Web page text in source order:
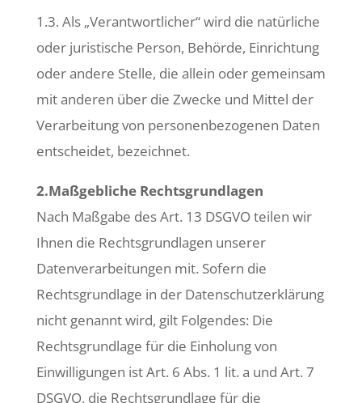
1.3. Als „Verantwortlicher“ wird die natürliche
oder juristische Person, Behörde, Einrichtung
oder andere Stelle, die allein oder gemeinsam
mit anderen über die Zwecke und Mittel der
Verarbeitung von personenbezogenen Daten
entscheidet, bezeichnet.
2.Maßgebliche Rechtsgrundlagen
Nach Maßgabe des Art. 13 DSGVO teilen wir
Ihnen die Rechtsgrundlagen unserer
Datenverarbeitungen mit. Sofern die
Rechtsgrundlage in der Datenschutzerklärung
nicht genannt wird, gilt Folgendes: Die
Rechtsgrundlage für die Einholung von
Einwilligungen ist Art. 6 Abs. 1 lit. a und Art. 7
DSGVO, die Rechtsgrundlage für die